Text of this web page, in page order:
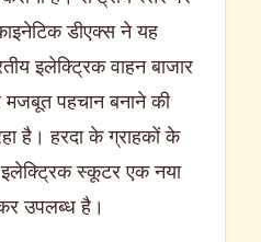
डीएक्स ने यह
इलेक्ट्रिक वाहन बाजार
मजबूत पहचान बनाने की
है। हरदा के ग्राहकों के
स्कूटर एक नया
उपलब्ध है।